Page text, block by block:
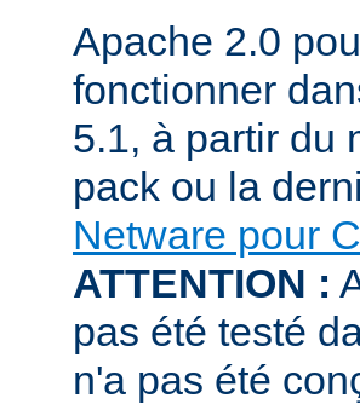
Apache 2.0
fonctionner
5.1, à partir du
pack ou la
Netware pour
ATTENTION :
pas été testé
n'a pas été